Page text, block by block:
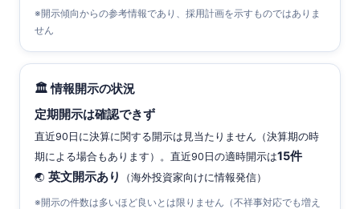
※開示傾向からの参考情報であり、採用計画を示すものではありま
せん
🏛 情報開示の状況
定期開示は確認できず
直近90日に決算に関する開示は見当たりません（決算期の時
期による場合もあります）。直近90日の適時開示は15件
🌏 英文開示あり （海外投資家向けに情報発信）
※開示の件数は多いほど良いとは限りません（不祥事対応でも増え